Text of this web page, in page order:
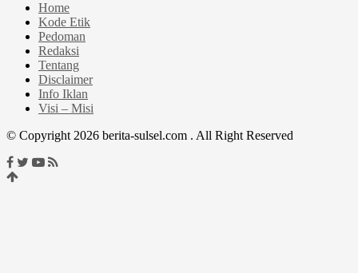
Home
Kode Etik
Pedoman
Redaksi
Tentang
Disclaimer
Info Iklan
Visi – Misi
© Copyright 2026 berita-sulsel.com . All Right Reserved